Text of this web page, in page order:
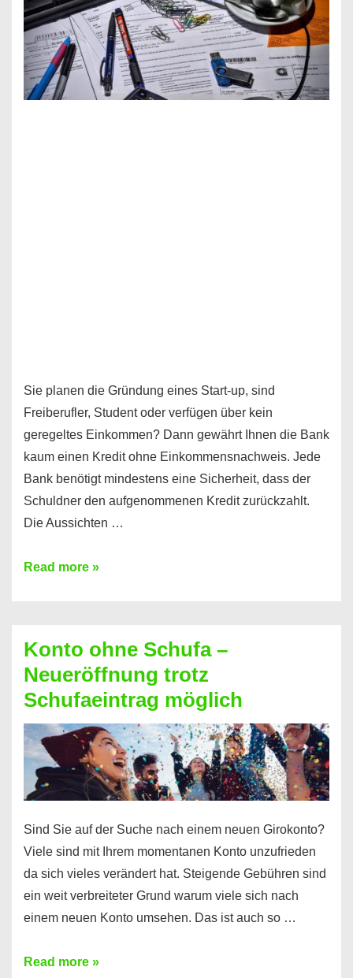
Sie planen die Gründung eines Start-up, sind
Freiberufler, Student oder verfügen über kein
geregeltes Einkommen? Dann gewährt Ihnen die Bank
kaum einen Kredit ohne Einkommensnachweis. Jede
Bank benötigt mindestens eine Sicherheit, dass der
Schuldner den aufgenommenen Kredit zurückzahlt.
Die Aussichten …
Mit
Sie
einen
Kredit
ohne
Einkommensnachweis
Read more »
Konto ohne Schufa –
Neueröffnung trotz
Schufaeintrag möglich
Sind Sie auf der Suche nach einem neuen Girokonto?
Viele sind mit Ihrem momentanen Konto unzufrieden
da sich vieles verändert hat. Steigende Gebühren sind
ein weit verbreiteter Grund warum viele sich nach
einem neuen Konto umsehen. Das ist auch so …
Konto
Read more »